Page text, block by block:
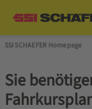
SSI SCHAEFER Homepage
Sie